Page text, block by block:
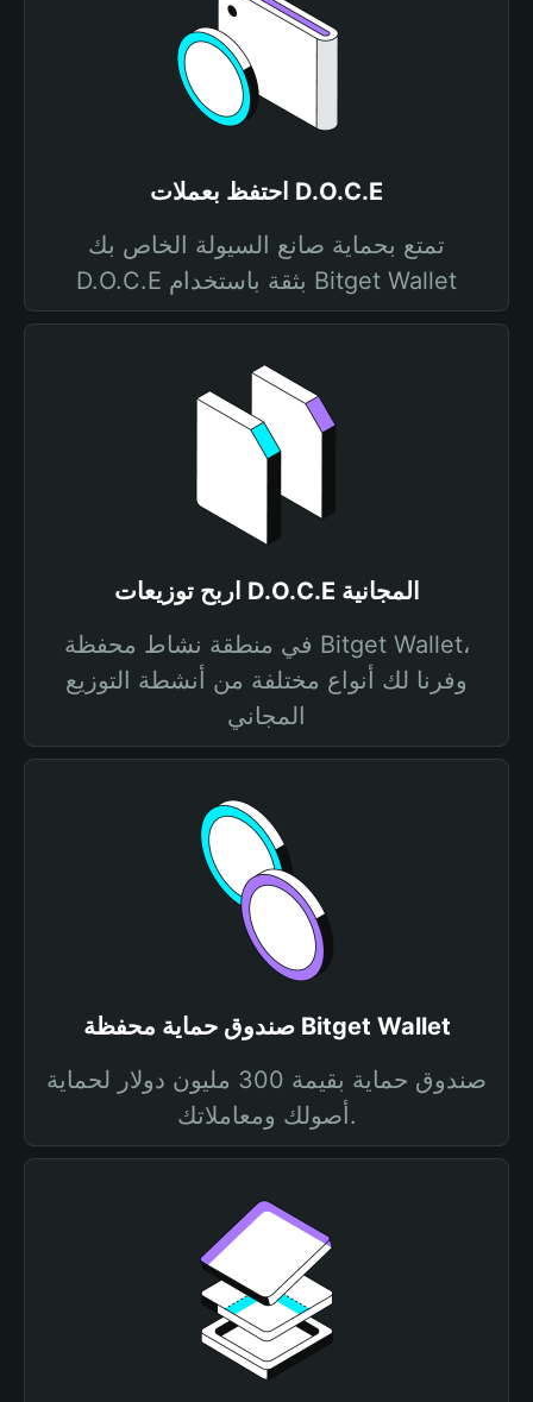
احتفظ بعملات D.O.C.E
تمتع بحماية صانع السيولة الخاص بك
D.O.C.E بثقة باستخدام Bitget Wallet
اربح توزيعات D.O.C.E المجانية
في منطقة نشاط محفظة Bitget Wallet،
وفرنا لك أنواع مختلفة من أنشطة التوزيع
المجاني
صندوق حماية محفظة Bitget Wallet
صندوق حماية بقيمة 300 مليون دولار لحماية
أصولك ومعاملاتك.